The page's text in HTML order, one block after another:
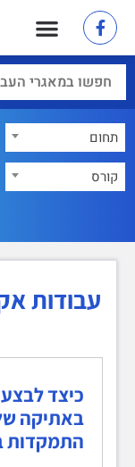
תחום
קורס
עבודות
כיצד
באתיקה
התמקדות